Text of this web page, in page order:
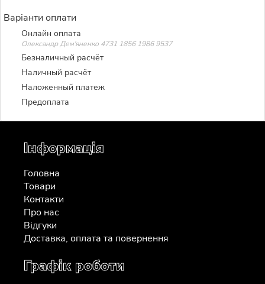
Варіанти оплати
Онлайн оплата
Олександр Дем'яненко 4731 1856 1986 9537
Безналичный расчёт
Наличный расчёт
Наложенный платеж
Предоплата
Інформація
Головна
Товари
Контакти
Про нас
Відгуки
Доставка, оплата та повернення
Графік роботи